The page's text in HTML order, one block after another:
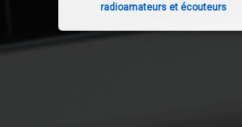
radioamateurs et écouteurs